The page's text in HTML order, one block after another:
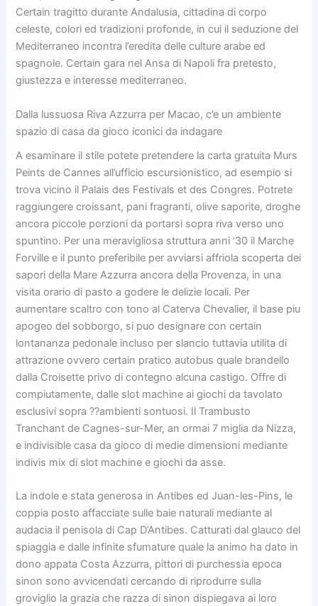
Certain tragitto durante Andalusia, cittadina di corpo
celeste, colori ed tradizioni profonde, in cui il seduzione del
Mediterraneo incontra l’eredita delle culture arabe ed
spagnole. Certain gara nel Ansa di Napoli fra pretesto,
giustezza e interesse mediterraneo.
Dalla lussuosa Riva Azzurra per Macao, c’e un ambiente
spazio di casa da gioco iconici da indagare
A esaminare il stile potete pretendere la carta gratuita Murs
Peints de Cannes all’ufficio escursionistico, ad esempio si
trova vicino il Palais des Festivals et des Congres. Potrete
raggiungere croissant, pani fragranti, olive saporite, droghe
ancora piccole porzioni da portarsi sopra riva verso uno
spuntino. Per una meravigliosa struttura anni ’30 il Marche
Forville e il punto preferibile per avviarsi affriola scoperta dei
sapori della Mare Azzurra ancora della Provenza, in una
visita orario di pasto a godere le delizie locali. Per
aumentare scaltro con tono al Caterva Chevalier, il base piu
apogeo del sobborgo, si puo designare con certain
lontananza pedonale incluso per slancio tuttavia utilita di
attrazione ovvero certain pratico autobus quale brandello
dalla Croisette privo di contegno alcuna castigo. Offre di
compiutamente, dalle slot machine ai giochi da tavolato
esclusivi sopra ??ambienti sontuosi. Il Trambusto
Tranchant de Cagnes-sur-Mer, an ormai 7 miglia da Nizza,
e indivisible casa da gioco di medie dimensioni mediante
indivis mix di slot machine e giochi da asse.
La indole e stata generosa in Antibes ed Juan-les-Pins, le
coppia posto affacciate sulle baie naturali mediante al
audacia il penisola di Cap D’Antibes. Catturati dal glauco del
spiaggia e dalle infinite sfumature quale la animo ha dato in
dono appata Costa Azzurra, pittori di purchessia epoca
sinon sono avvicendati cercando di riprodurre sulla
groviglio la grazia che razza di sinon dispiegava ai loro